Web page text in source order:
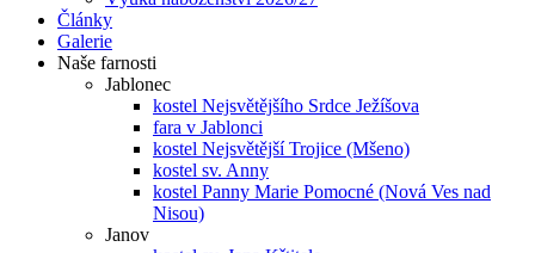
Články
Galerie
Naše farnosti
Jablonec
kostel Nejsvětějšího Srdce Ježíšova
fara v Jablonci
kostel Nejsvětější Trojice (Mšeno)
kostel sv. Anny
kostel Panny Marie Pomocné (Nová Ves nad
Nisou)
Janov